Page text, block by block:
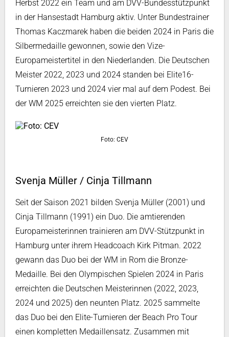
Herbst 2022 ein Team und am DVV-Bundesstützpunkt
in der Hansestadt Hamburg aktiv. Unter Bundestrainer
Thomas Kaczmarek haben die beiden 2024 in Paris die
Silbermedaille gewonnen, sowie den Vize-
Europameistertitel in den Niederlanden. Die Deutschen
Meister 2022, 2023 und 2024 standen bei Elite16-
Turnieren 2023 und 2024 vier mal auf dem Podest. Bei
der WM 2025 erreichten sie den vierten Platz.
Foto: CEV
Svenja Müller / Cinja Tillmann
Seit der Saison 2021 bilden Svenja Müller (2001) und
Cinja Tillmann (1991) ein Duo. Die amtierenden
Europameisterinnen trainieren am DVV-Stützpunkt in
Hamburg unter ihrem Headcoach Kirk Pitman. 2022
gewann das Duo bei der WM in Rom die Bronze-
Medaille. Bei den Olympischen Spielen 2024 in Paris
erreichten die Deutschen Meisterinnen (2022, 2023,
2024 und 2025) den neunten Platz. 2025 sammelte
das Duo bei den Elite-Turnieren der Beach Pro Tour
einen kompletten Medaillensatz. Zusammen mit